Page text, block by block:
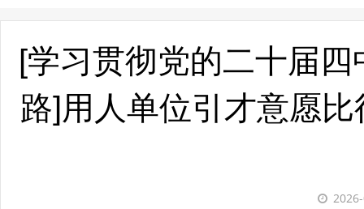
[学习贯彻党的二十届
路]用人单位引才意愿比